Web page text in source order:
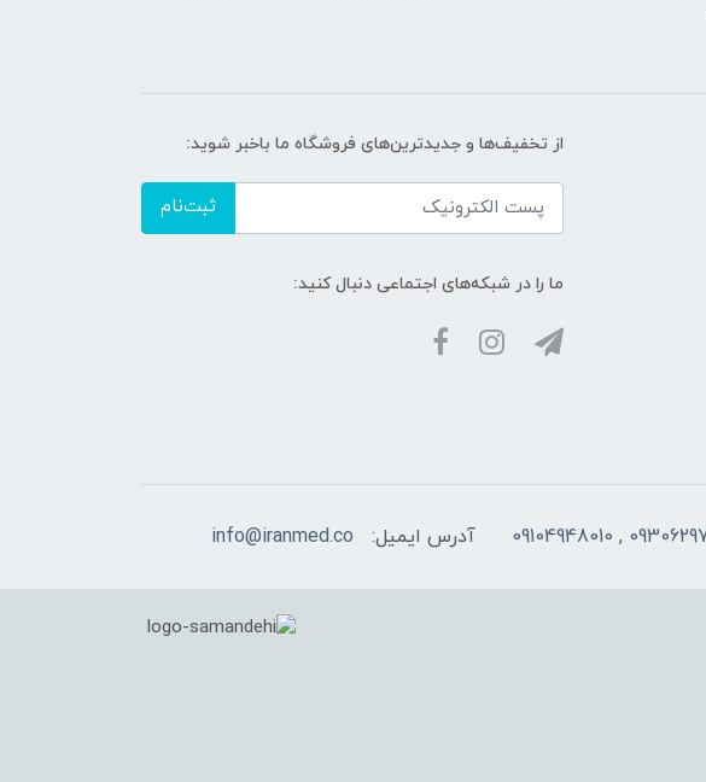
از تخفیف‌ها و جدیدترین‌های فروشگاه ما باخبر شوید:
ثبت‌نام
ما را در شبکه‌های اجتماعی دنبال کنید:
آدرس ایمیل: info@iranmed.co